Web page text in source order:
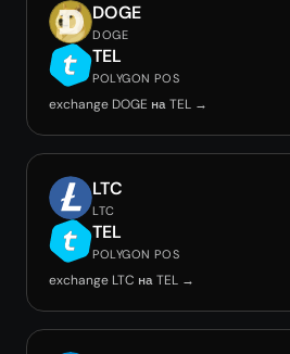
DOGE
DOGE
TEL
POLYGON POS
exchange DOGE на TEL →
LTC
LTC
TEL
POLYGON POS
exchange LTC на TEL →